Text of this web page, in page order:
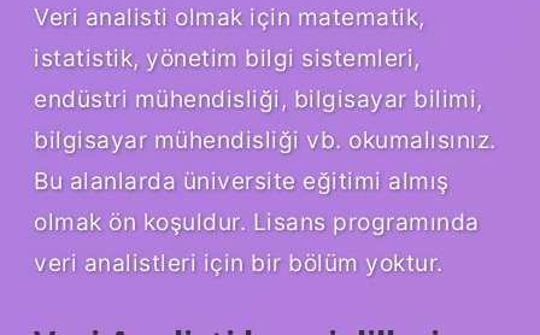
Veri analisti olmak için matematik,
istatistik, yönetim bilgi sistemleri,
endüstri mühendisliği, bilgisayar bilimi,
bilgisayar mühendisliği vb. okumalısınız.
Bu alanlarda üniversite eğitimi almış
olmak ön koşuldur. Lisans programında
veri analistleri için bir bölüm yoktur.